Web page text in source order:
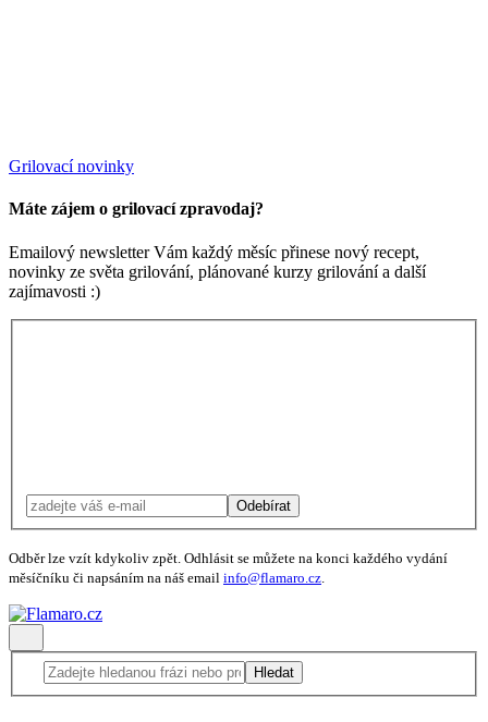
Grilovací novinky
Máte zájem o grilovací zpravodaj?
Emailový newsletter Vám každý měsíc přinese nový recept,
novinky ze světa grilování, plánované kurzy grilování a další
zajímavosti :)
Odebírat
Odběr lze vzít kdykoliv zpět. Odhlásit se můžete na konci každého vydání
měsíčníku či napsáním na náš email info@flamaro.cz.
Hledat